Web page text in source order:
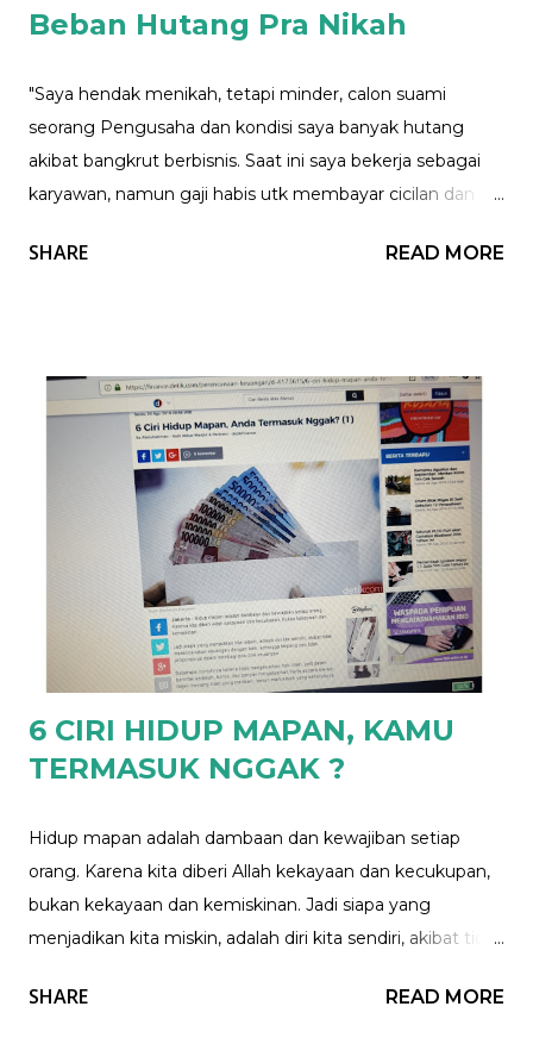
Beban Hutang Pra Nikah
"Saya hendak menikah, tetapi minder, calon suami
seorang Pengusaha dan kondisi saya banyak hutang
akibat bangkrut berbisnis. Saat ini saya bekerja sebagai
karyawan, namun gaji habis utk membayar cicilan dan
mba?" Nita. Eng ing eng..... Kondisi yang tidak mudah jika
mba Nita HARUS mengkomunikasikan beban hutang
dan alokasi untuk ibu tersebut kepada calon suami, dan
di sepakati : 1. Bagaimana sistem keuangan nantinya,
apakah SUAMI (Semua Uang Milik Istri), suami presiden,
istri mentri keungan, atau uangku uangku - uangmu
uangmu dan masing2 menanggung beban pengeluaran
yang telah di sepakati. 2. Sistem keuangan menentukan
akhirnya Beban hutang menjadi tanggungan siapa
nantinya, tanggungan bersama, atau tetap tanggungan
mba Nita. 3. Juga bagaimana dengan alokasi untuk ...
SHARE READ MORE
6 CIRI HIDUP MAPAN, KAMU
TERMASUK NGGAK ?
Hidup mapan adalah dambaan dan kewajiban setiap
orang. Karena kita diberi Allah kekayaan dan kecukupan,
bukan kekayaan dan kemiskinan. Jadi siapa yang
menjadikan kita miskin, adalah diri kita sendiri, akibat tidak
timpang dan tidak proporsional dalam membagi pos-pos
SHARE READ MORE